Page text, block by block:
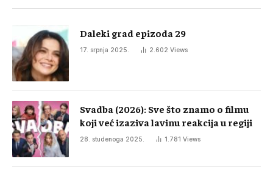
Daleki grad epizoda 29
17. srpnja 2025. 2.602 Views
Svadba (2026): Sve što znamo o filmu
koji već izaziva lavinu reakcija u regiji
28. studenoga 2025. 1.781 Views